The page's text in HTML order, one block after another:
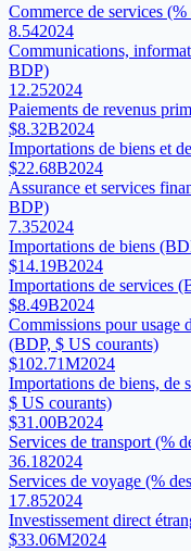
Commerce de services
8.542024
Communications,
BDP)
12.252024
Paiements de revenus
$8.32B2024
Importations de biens et
$22.68B2024
Assurance et services
BDP)
7.352024
Importations de biens
$14.19B2024
Importations de services
$8.49B2024
Commissions pour usage
(BDP, $ US courants)
$102.71M2024
Importations de biens, de
$ US courants)
$31.00B2024
Services de transport (%
36.182024
Services de voyage (%
17.852024
Investissement direct
$33.06M2024